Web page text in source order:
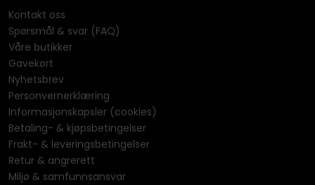
Kontakt oss
Spørsmål & svar (FAQ)
Våre butikker
Gavekort
Nyhetsbrev
Personvernerklæring
Informasjonskapsler (cookies)
Betaling- & kjøpsbetingelser
Frakt- & leveringsbetingelser
Retur & angrerett
Miljø & samfunnsansvar